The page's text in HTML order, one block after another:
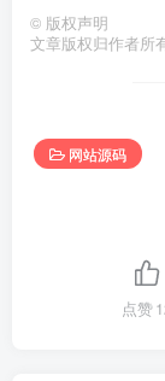
© 版权声明
文章版权归作者所
网站源码
点赞